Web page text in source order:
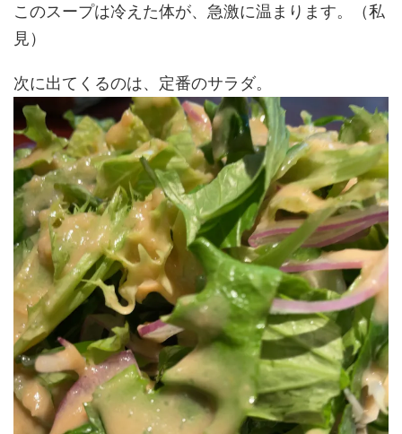
このスープは冷えた体が、急激に温まります。（私
見）
次に出てくるのは、定番のサラダ。